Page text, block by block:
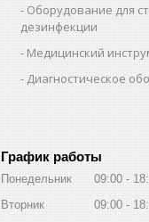
Оборудование для
дезинфекции
Медицинский
Диагностическое
График работы
Понедельник 09:00
Вторник
09:00